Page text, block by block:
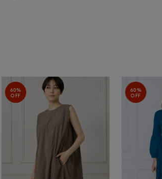
60%
OFF
60%
OFF